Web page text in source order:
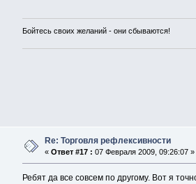
Бойтесь своих желаний - они сбываются!
Re: Торговля рефлексивности
«Ответ #17 : 07 Февраля 2009, 09:26:07 »
Ребят да все совсем по другому. Вот я